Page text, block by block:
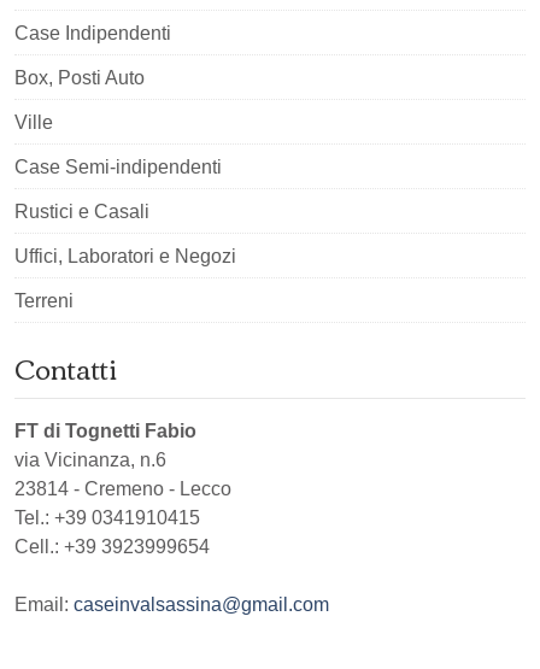
Case Indipendenti
Box, Posti Auto
Ville
Case Semi-indipendenti
Rustici e Casali
Uffici, Laboratori e Negozi
Terreni
Contatti
FT di Tognetti Fabio
via Vicinanza, n.6
23814 - Cremeno - Lecco
Tel.: +39 0341910415
Cell.: +39 3923999654
Email: caseinvalsassina@gmail.com